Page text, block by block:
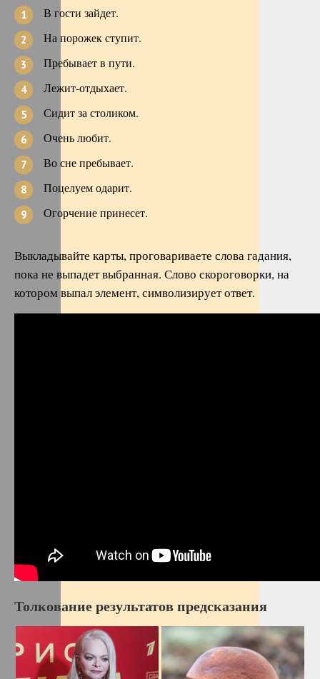
В гости зайдет.
На порожек ступит.
Пребывает в пути.
Лежит-отдыхает.
Сидит за столиком.
Очень любит.
Во сне пребывает.
Поцелуем одарит.
Огорчение принесет.
Выкладывайте карты, проговариваете слова гадания,
пока не выпадет выбранная. Слово скороговорки, на
котором выпал элемент, символизирует ответ.
Толкование результатов предсказания